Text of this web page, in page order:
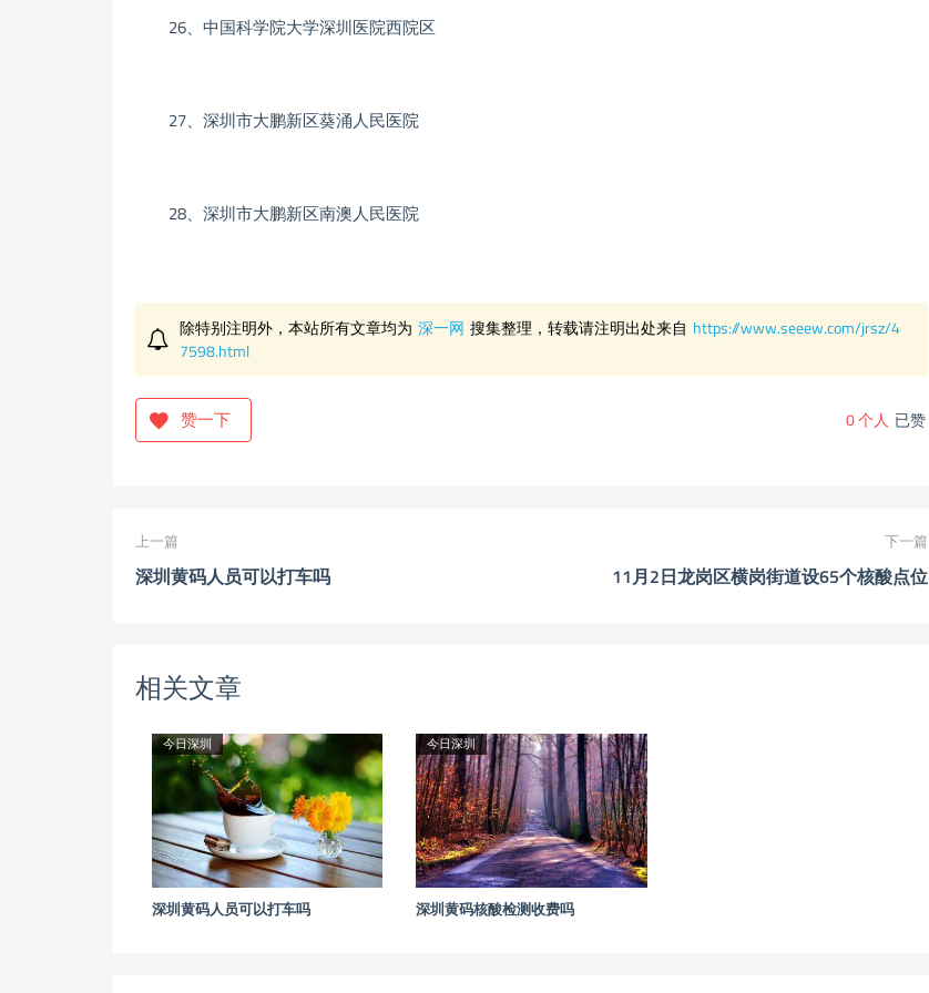
26、中国科学院大学深圳医院西院区
27、深圳市大鹏新区葵涌人民医院
28、深圳市大鹏新区南澳人民医院
除特别注明外，本站所有文章均为 深一网 搜集整理，转载请注明出处来自 https://www.seeew.com/jrsz/4
7598.html
赞一下 0个人 已赞
上一篇
深圳黄码人员可以打车吗
下一篇
11月2日龙岗区横岗街道设65个核酸点位
相关文章
今日深圳
深圳黄码人员可以打车吗
今日深圳
深圳黄码核酸检测收费吗